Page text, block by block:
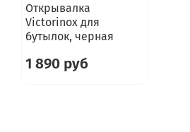
Открывалка
Victorinox для
бутылок, черная
1 890 руб